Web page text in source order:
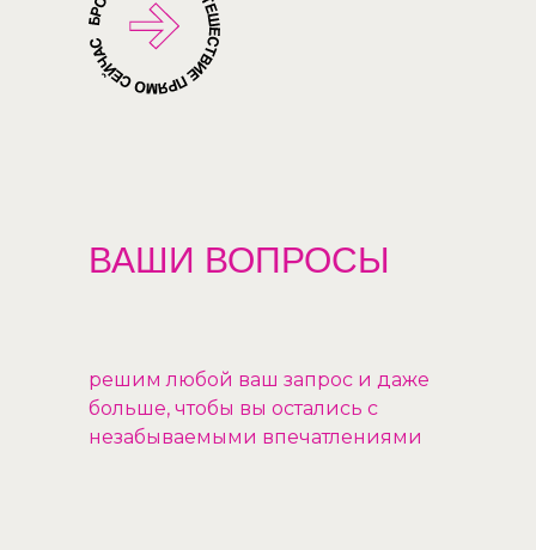
ВАШИ ВОПРОСЫ
решим любой ваш запрос и даже
больше, чтобы вы остались с
незабываемыми впечатлениями